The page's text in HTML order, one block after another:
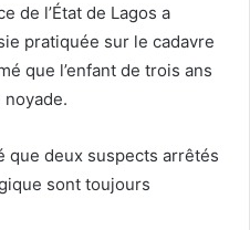
de l’État de Lagos a
pratiquée sur le cadavre
que l’enfant de trois ans
noyade.
que deux suspects arrêtés
sont toujours